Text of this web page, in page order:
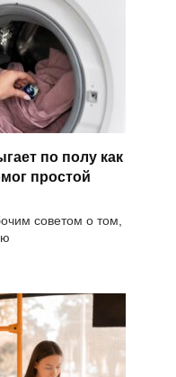
по полу как
простой
советом о том,